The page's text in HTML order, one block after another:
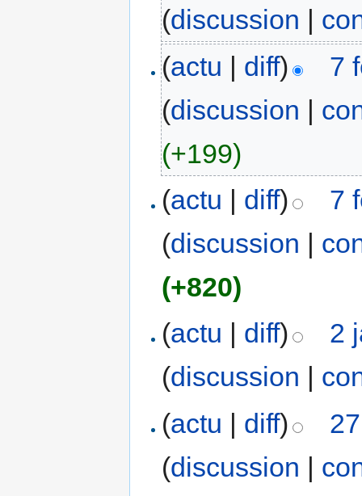
(discussion |
(actu | diff)
7
(discussion |
(+199)
(actu | diff)
7
(discussion |
(+820)
(actu | diff)
2
(discussion |
(actu | diff)
(discussion |